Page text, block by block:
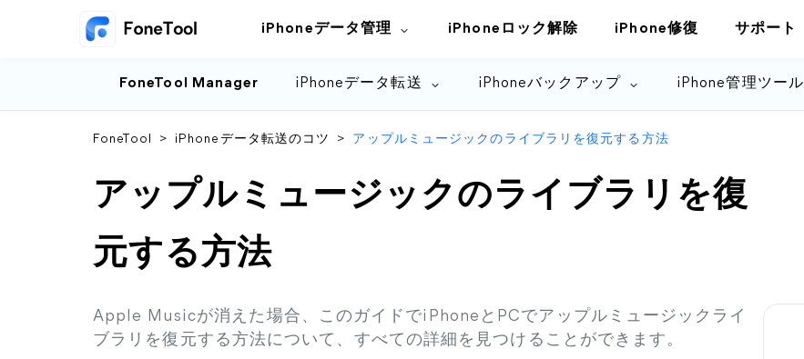
iPhoneデータ管理 iPhoneロック解除 iPhone修復 サポート
FoneTool Manager iPhoneデータ転送 iPhoneバックアップ iPhone管理ツール
FoneTool > iPhoneデータ転送のコツ > アップルミュージックのライブラリを復元する方法
アップルミュージックのライブラリを復
元する方法
Apple Musicが消えた場合、このガイドでiPhoneとPCでアップルミュージックライ
ブラリを復元する方法について、すべての詳細を見つけることができます。